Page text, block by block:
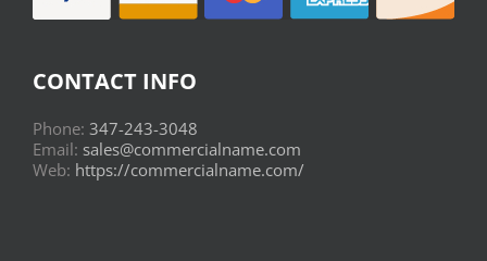
CONTACT INFO
Phone: 347-243-3048
Email: sales@commercialname.com
Web: https://commercialname.com/